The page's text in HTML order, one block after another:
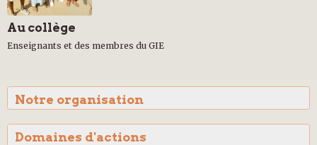
Au collège
Enseignants et des membres du GIE
Notre organisation
Domaines d'actions